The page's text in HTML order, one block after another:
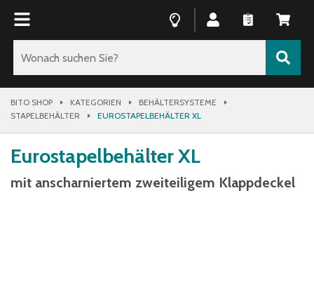
BITO SHOP KATEGORIEN
BEHÄLTERSYSTEME
STAPELBEHÄLTER
EUROSTAPELBEHÄLTER XL
Eurostapelbehälter XL
mit anscharniertem zweiteiligem Klappdeckel